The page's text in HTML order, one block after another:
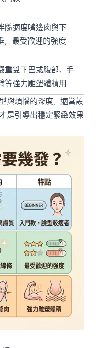
隨適度嘴邊肉與下
，最受歡迎的強度
重雙下巴或腹部、手
等強力雕塑體積用
與煩惱的深度，適當設
是引導出穩定緊緻效果